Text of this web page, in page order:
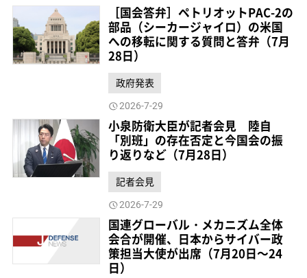
［国会答弁］ペトリオットPAC-2の
部品（シーカージャイロ）の米国
への移転に関する質問と答弁（7月
28日）
政府発表
2026-7-29
小泉防衛大臣が記者会見 陸自
「別班」の存在否定と今国会の振
り返りなど（7月28日）
記者会見
2026-7-29
国連グローバル・メカニズム全体
会合が開催、日本からサイバー政
策担当大使が出席（7月20日～24
日）